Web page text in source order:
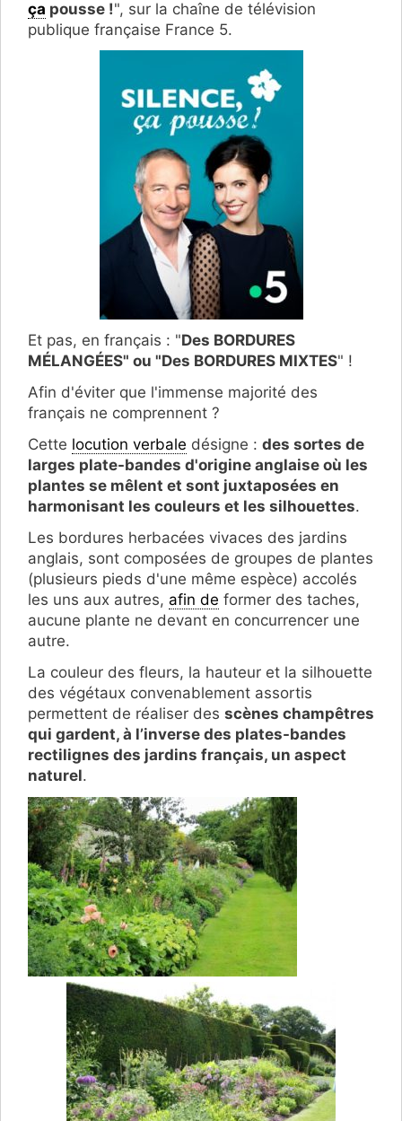
ça pousse !", sur la chaîne de télévision
publique française France 5.
Et pas, en français : "Des BORDURES
MÉLANGÉES" ou "Des BORDURES MIXTES" !
Afin d'éviter que l'immense majorité des
français ne comprennent ?
Cette locution verbale désigne : des sortes de
larges plate-bandes d'origine anglaise où les
plantes se mêlent et sont juxtaposées en
harmonisant les couleurs et les silhouettes.
Les bordures herbacées vivaces des jardins
anglais, sont composées de groupes de plantes
(plusieurs pieds d'une même espèce) accolés
les uns aux autres, afin de former des taches,
aucune plante ne devant en concurrencer une
autre.
La couleur des fleurs, la hauteur et la silhouette
des végétaux convenablement assortis
permettent de réaliser des scènes champêtres
qui gardent, à l’inverse des plates-bandes
rectilignes des jardins français, un aspect
naturel.